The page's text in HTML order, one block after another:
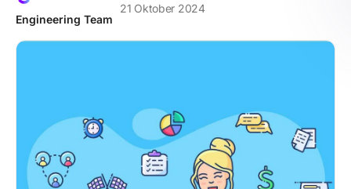
Engineering Team
21 Oktober 2024